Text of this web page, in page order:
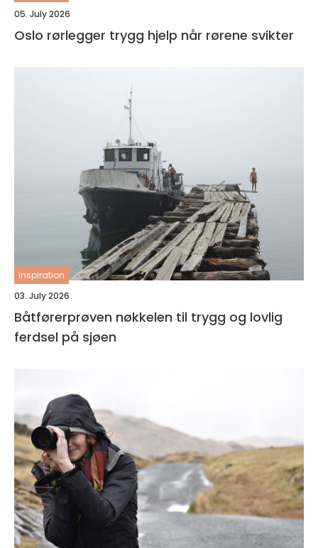
05. July 2026
Oslo rørlegger trygg hjelp når rørene svikter
inspiration
03. July 2026
Båtførerprøven nøkkelen til trygg og lovlig
ferdsel på sjøen